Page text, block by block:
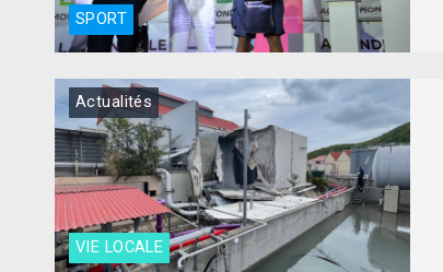
SPORT
VIE LOCALE
Actualités